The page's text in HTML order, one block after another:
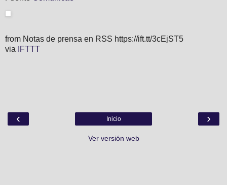
from Notas de prensa en RSS https://ift.tt/3cEjST5
via
IFTTT
‹ ›
Inicio
Ver versión web